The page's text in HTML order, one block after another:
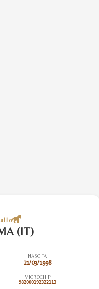
(IT)
NASCITA
21/03/1998
MICROCHIP
982000192322113